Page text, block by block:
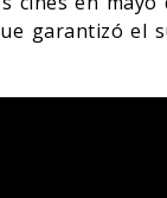
garantizó el